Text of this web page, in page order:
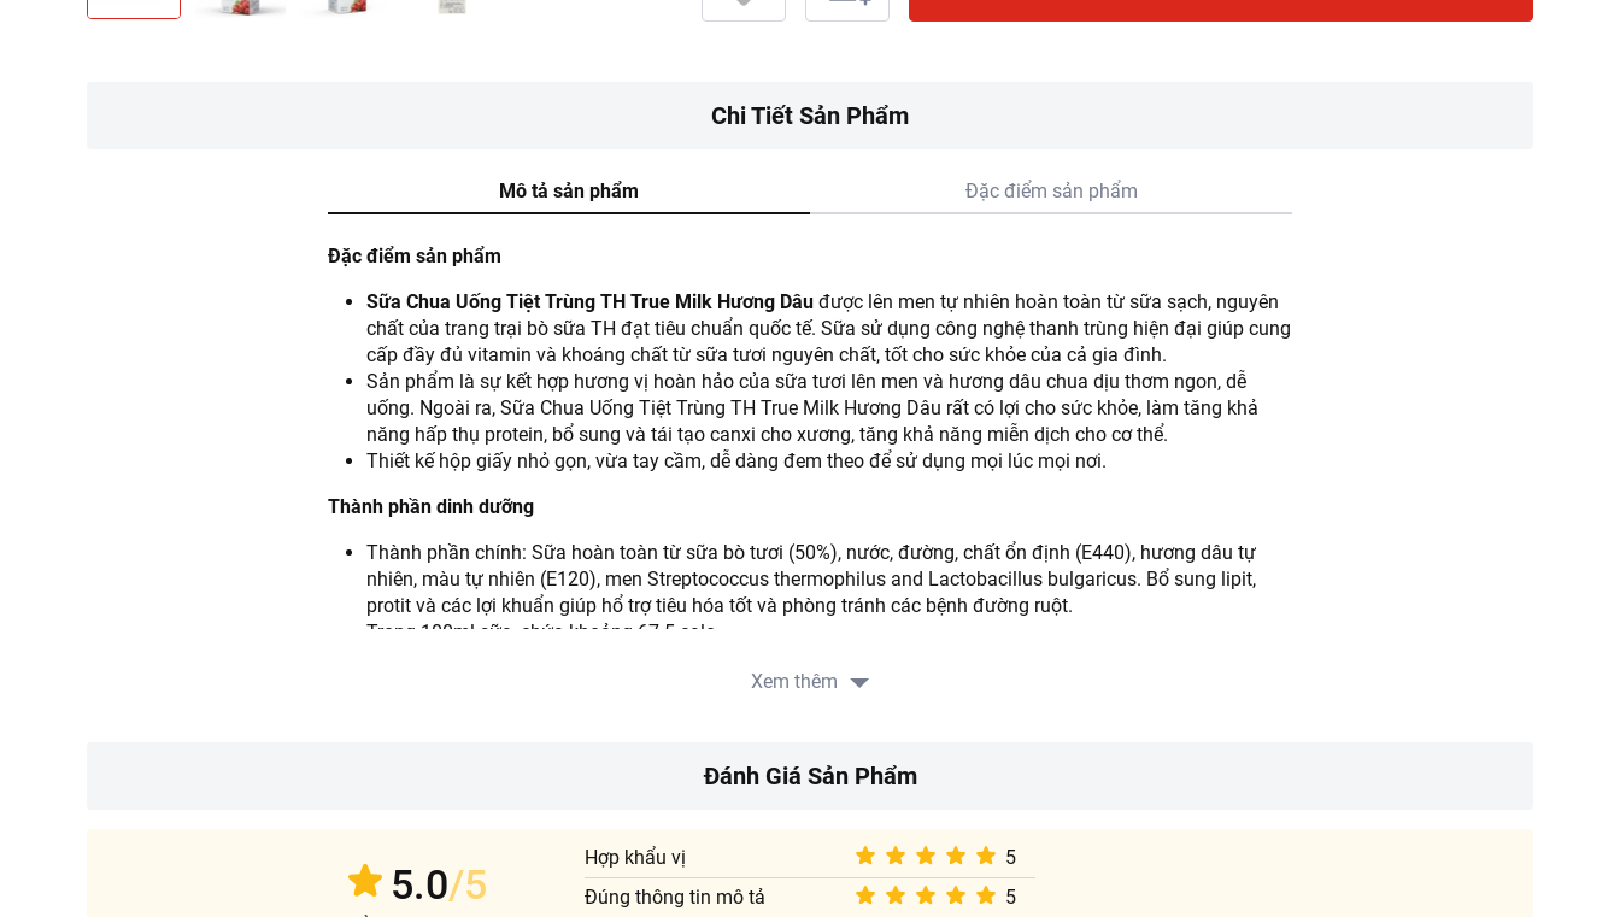
Chi Tiết Sản Phẩm
Mô tả sản phẩm Đặc điểm sản phẩm
Đặc điểm sản phẩm
Sữa Chua Uống Tiệt Trùng TH True Milk Hương Dâu được lên men tự nhiên hoàn toàn từ sữa sạch, nguyên
chất của trang trại bò sữa TH đạt tiêu chuẩn quốc tế. Sữa sử dụng công nghệ thanh trùng hiện đại giúp cung
cấp đầy đủ vitamin và khoáng chất từ sữa tươi nguyên chất, tốt cho sức khỏe của cả gia đình.
Sản phẩm là sự kết hợp hương vị hoàn hảo của sữa tươi lên men và hương dâu chua dịu thơm ngon, dễ
uống. Ngoài ra, Sữa Chua Uống Tiệt Trùng TH True Milk Hương Dâu rất có lợi cho sức khỏe, làm tăng khả
năng hấp thụ protein, bổ sung và tái tạo canxi cho xương, tăng khả năng miễn dịch cho cơ thể.
Thiết kế hộp giấy nhỏ gọn, vừa tay cầm, dễ dàng đem theo để sử dụng mọi lúc mọi nơi.
Thành phần dinh dưỡng
Thành phần chính: Sữa hoàn toàn từ sữa bò tươi (50%), nước, đường, chất ổn định (E440), hương dâu tự
nhiên, màu tự nhiên (E120), men Streptococcus thermophilus and Lactobacillus bulgaricus. Bổ sung lipit,
protit và các lợi khuẩn giúp hổ trợ tiêu hóa tốt và phòng tránh các bệnh đường ruột.
Trong 100ml sữa, chứa khoảng 67.5 calo.
Bảo quản nơi khô ráo và thoáng mát, tránh ánh nắng trực tiếp.
Xem thêm
Đánh Giá Sản Phẩm
5.0/5
Hợp khẩu vị
5
Đúng thông tin mô tả
5